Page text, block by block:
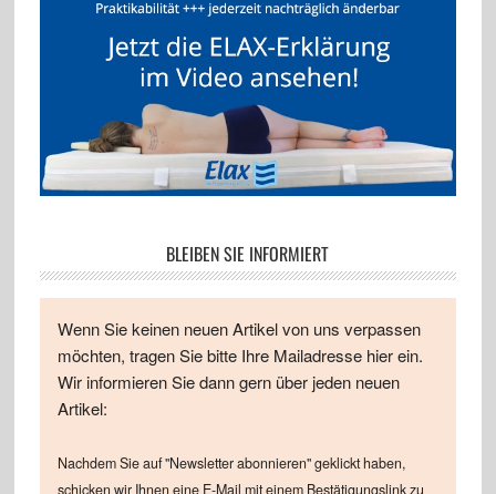
BLEIBEN SIE INFORMIERT
Wenn Sie keinen neuen Artikel von uns verpassen
möchten, tragen Sie bitte Ihre Mailadresse hier ein.
Wir informieren Sie dann gern über jeden neuen
Artikel:
Nachdem Sie auf "Newsletter abonnieren" geklickt haben,
schicken wir Ihnen eine E-Mail mit einem Bestätigungslink zu